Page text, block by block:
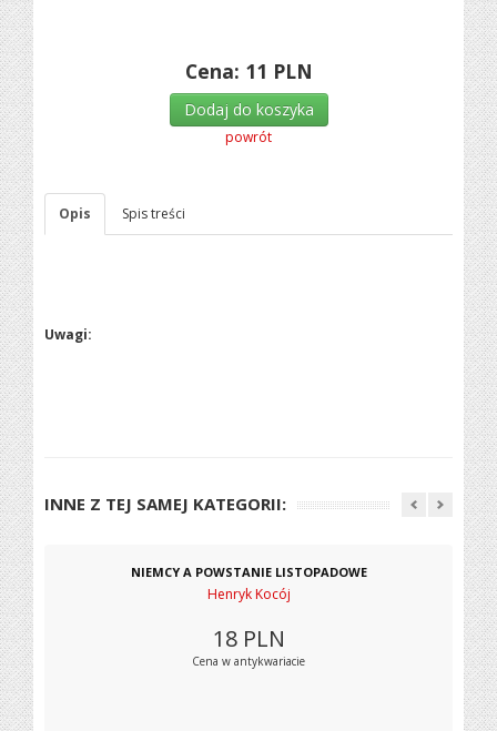
Cena: 11 PLN
Dodaj do koszyka
powrót
Opis Spis treści
Uwagi:
INNE Z TEJ SAMEJ KATEGORII:
NIEMCY A POWSTANIE LISTOPADOWE
Henryk Kocój
18 PLN
Cena w antykwariacie